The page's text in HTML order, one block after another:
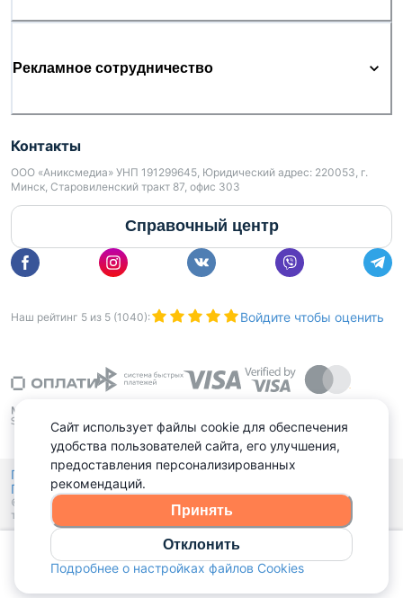
Позвонить
Рекламное сотрудничество
Контакты
ООО «Аниксмедиа» УНП 191299645, Юридический адрес: 220053, г.
Минск, Старовиленский тракт 87, офис 303
Справочный центр
Наш рейтинг 5 из 5 (1040): Войдите чтобы оценить
Политика конфиденциальности,
Политика обработки файлов куки
© 2015 - 2026, Domovita.by. Копирование материалов допускается
только при наличии активной ссылки.
Сайт использует файлы cookie для обеспечения
удобства пользователей сайта, его улучшения,
предоставления персонализированных
рекомендаций.
Принять
Отклонить
Подробнее о настройках файлов Cookies